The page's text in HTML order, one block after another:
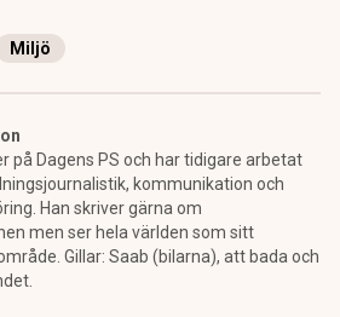
Miljö
på Dagens PS och har tidigare arbetat
kommunikation och
Han skriver gärna om
men ser hela världen som sitt
Gillar: Saab (bilarna), att bada och